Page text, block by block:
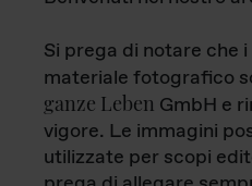
Si prega di notare che
materiale fotografico
ganze Leben GmbH e
vigore. Le immagini
utilizzate per scopi